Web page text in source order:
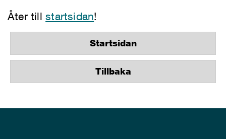
Åter tillstartsidan!
Startsidan
Tillbaka